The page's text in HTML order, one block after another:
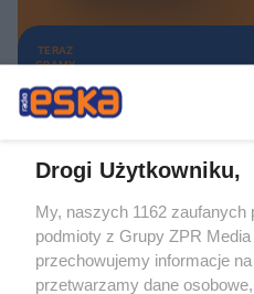
TERAZ
GRAMY
Żaden utwór zamieszczony w
rozpowszechniany lub dalej
tym także elektroniczny lub
eksploatacji w jakiejkolwiek formie,
bez pisemnej zgody właściciela praw.
Drogi Użytkowniku,
My, naszych 1162 zaufanych
podmioty z Grupy ZPR
przechowujemy informacje
przetwarzamy dane